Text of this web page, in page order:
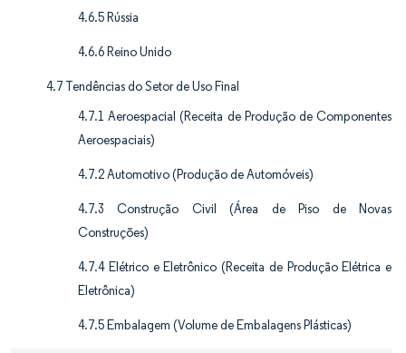
4.6.5 Rússia
4.6.6 Reino Unido
4.7 Tendências do Setor de Uso Final
4.7.1 Aeroespacial (Receita de Produção de Componentes
Aeroespaciais)
4.7.2 Automotivo (Produção de Automóveis)
4.7.3 Construção Civil (Área de Piso de Novas
Construções)
4.7.4 Elétrico e Eletrônico (Receita de Produção Elétrica e
Eletrônica)
4.7.5 Embalagem (Volume de Embalagens Plásticas)